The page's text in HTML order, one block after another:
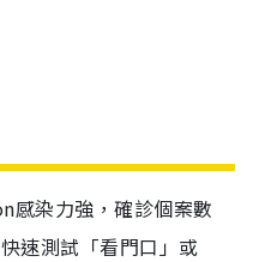
感染力強，確診個案數
速測試「看門口」或